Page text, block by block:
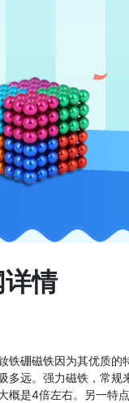
情
硼磁铁因为其优质
远。强力磁铁，常
是4倍左右。另一特